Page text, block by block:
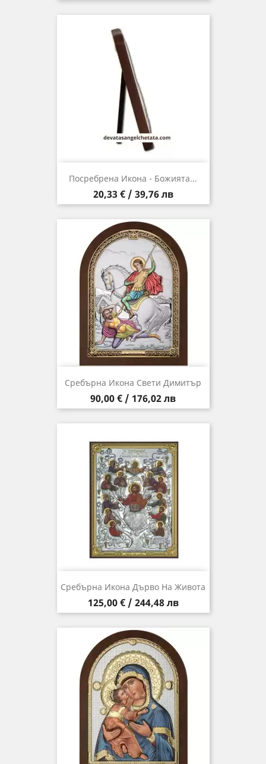
Посребрена Икона - Божията...
Цена
20,33 € / 39,76 лв
Сребърна Икона Свети Димитър
Цена
90,00 € / 176,02 лв
Сребърна Икона Дърво На Живота
Цена
125,00 € / 244,48 лв